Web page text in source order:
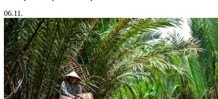
06.11.